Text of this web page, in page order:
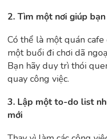
2. Tìm một nơi giúp
Có thể là một quán
một buổi đi chơi dã
Bạn hãy duy trì thói
quay công việc.
3. Lập một to-do list
mới